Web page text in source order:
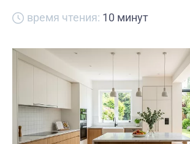
время чтения: 10 минут